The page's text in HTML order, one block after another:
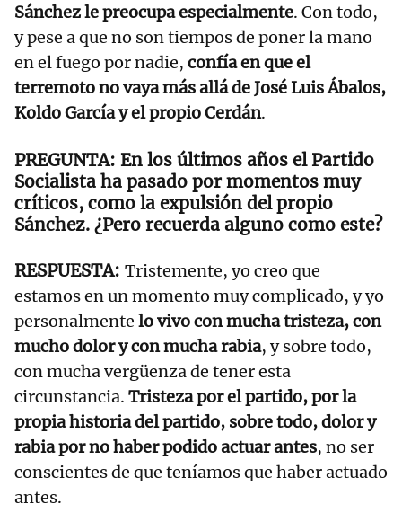
Sánchez le preocupa especialmente. Con todo,
y pese a que no son tiempos de poner la mano
en el fuego por nadie, confía en que el
terremoto no vaya más allá de José Luis Ábalos,
Koldo García y el propio Cerdán.
En los últimos años el Partido
Socialista ha pasado por momentos muy
críticos, como la expulsión del propio
Sánchez. ¿Pero recuerda alguno como este?
Tristemente, yo creo que
estamos en un momento muy complicado, y yo
personalmente lo vivo con mucha tristeza, con
mucho dolor y con mucha rabia, y sobre todo,
con mucha vergüenza de tener esta
circunstancia. Tristeza por el partido, por la
propia historia del partido, sobre todo, dolor y
rabia por no haber podido actuar antes, no ser
conscientes de que teníamos que haber actuado
antes.